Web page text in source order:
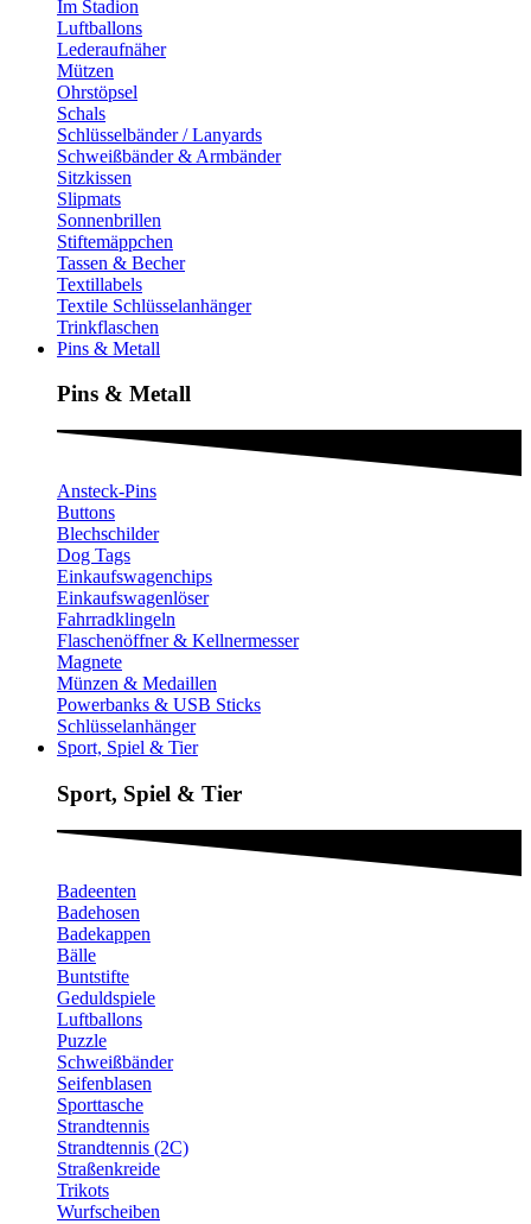
Im Stadion
Luftballons
Lederaufnäher
Mützen
Ohrstöpsel
Schals
Schlüsselbänder / Lanyards
Schweißbänder & Armbänder
Sitzkissen
Slipmats
Sonnenbrillen
Stiftemäppchen
Tassen & Becher
Textillabels
Textile Schlüsselanhänger
Trinkflaschen
Pins & Metall
Pins & Metall​
Ansteck-Pins
Buttons
Blechschilder
Dog Tags
Einkaufswagenchips
Einkaufswagenlöser
Fahrradklingeln
Flaschenöffner & Kellnermesser
Magnete
Münzen & Medaillen
Powerbanks & USB Sticks
Schlüsselanhänger
Sport, Spiel & Tier
Sport, Spiel & Tier
Badeenten
Badehosen
Badekappen
Bälle
Buntstifte
Geduldspiele
Luftballons
Puzzle
Schweißbänder
Seifenblasen
Sporttasche
Strandtennis
Strandtennis (2C)
Straßenkreide
Trikots
Wurfscheiben